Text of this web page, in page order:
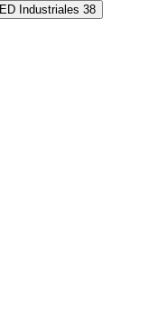
Industriales 38